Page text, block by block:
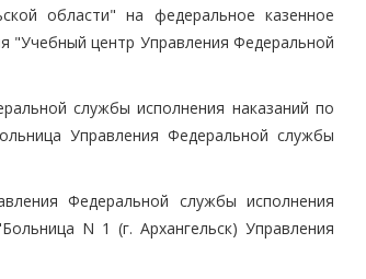
области" на федеральное казенное
"Учебный центр Управления Федеральной
службы исполнения наказаний по
Управления Федеральной службы
Федеральной службы исполнения
N 1 (г. Архангельск) Управления